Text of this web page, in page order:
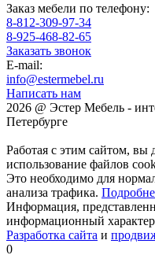
Заказ мебели по телефону:
8-812-309-97-34
8-925-468-82-65
Заказать звонок
E-mail:
info@estermebel.ru
Написать нам
2026 @ Эстер Мебель -
Петербурге
Работая с этим сайтом, вы
использование файлов
Это необходимо для
анализа трафика.
Информация,
информационный
Разработка сайта и
0